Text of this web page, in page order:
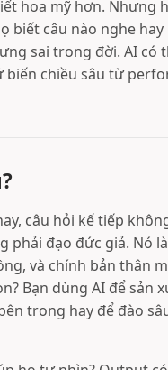
hoa mỹ hơn. Nhưng
biết câu nào nghe
sai trong đời. AI có
biến chiều sâu từ
câu hỏi kế tiếp
phải đạo đức giả. Nó
và chính bản thân
Bạn dùng AI để sản
trong hay để đào